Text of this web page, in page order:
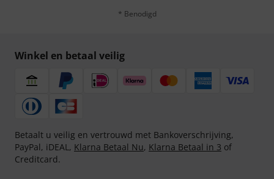
* Benodigd
Winkel en betaal veilig
Betaalt u veilig en vertrouwd met Bankoverschrijving,
PayPal, iDEAL, Klarna Betaal Nu, Klarna Betaal in 3 of
Creditcard.